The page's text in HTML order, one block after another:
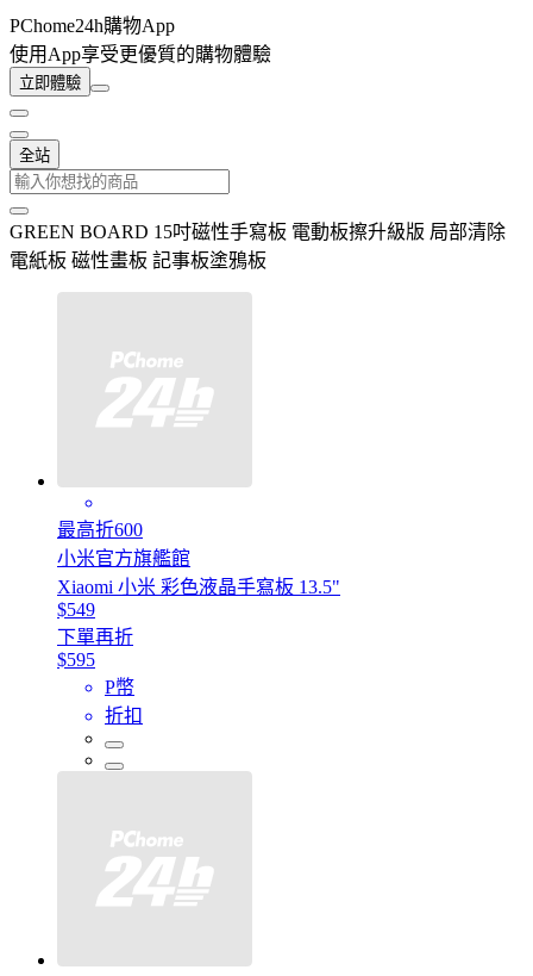
PChome24h購物App
使用App享受更優質的購物體驗
立即體驗
全站
GREEN BOARD 15吋磁性手寫板 電動板擦升級版 局部清除
電紙板 磁性畫板 記事板塗鴉板
最高折600
小米官方旗艦館
Xiaomi 小米 彩色液晶手寫板 13.5"
$549
下單再折
$595
P幣
折扣